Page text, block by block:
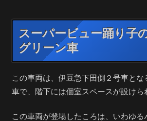
スーパービュー踊り子
グリーン車
この車両は、伊豆急下田側２号車とな
車で、階下には個室スペースが設けら
この車両が登場したころは、いわゆる